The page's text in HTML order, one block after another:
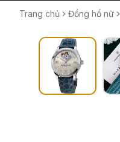
Trang chủ Đồng hồ nữ